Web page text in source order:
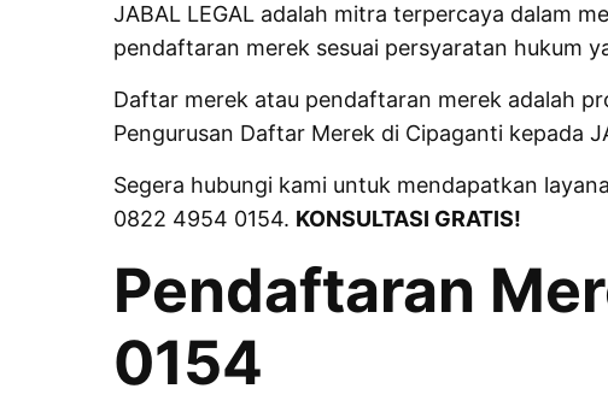
JABAL LEGAL adalah mitra terpercaya dalam
pendaftaran merek sesuai persyaratan hukum
Daftar merek atau pendaftaran merek adalah
Pengurusan Daftar Merek di Cipaganti kepada
Segera hubungi kami untuk mendapatkan
0822 4954 0154. KONSULTASI GRATIS!
Pendaftaran
0154